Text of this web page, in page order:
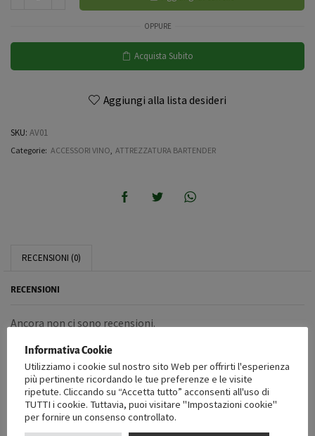
OPPURE
Acquista Subito
Aggiungi alla lista desideri
SKU: AV01
Categorie: ACCESSORI VINO ATTREZZATURA BARTENDER
RECENSIONI (0)
RECENSIONI
Ancora non ci sono recensioni.
RECENSISCI PER PRIMO “STOPPER SALVA FRESCHEZZA 6,5X6X4,7CM”
Devieffettuare l’accessoper pubblicare una recensione.
PRODOTTI CORRELATI
Informativa Cookie
Utilizziamo i cookie sul nostro sito Web per offrirti l'esperienza
più pertinente ricordando le tue preferenze e le visite
ripetute. Cliccando su “Accetta tutto” acconsenti all'uso di
TUTTI i cookie. Tuttavia, puoi visitare "Impostazioni cookie"
per fornire un consenso controllato.